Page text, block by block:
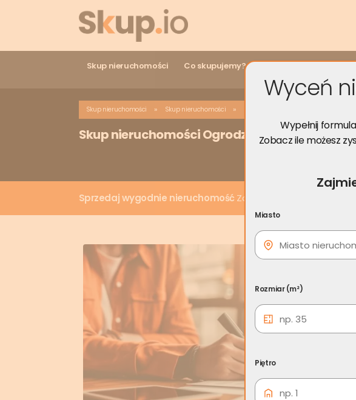
Skup nieruchomości Co skupujemy? Rozwiąż problem
Skup nieruchomości » Skup nieruchomości »
Skup nieruchomości Ogrodzieniec
Sprzedaj wygodnie nieruchomośćZadzwoń i skorzystaj z
Wyceń
Wypełnij
Zobacz ile możesz
Miasto
Rozmiar (m²)
Piętro